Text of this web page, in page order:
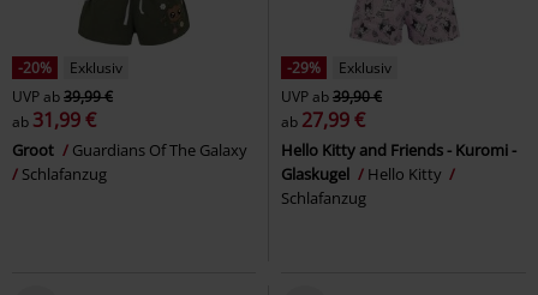
-20%
Exklusiv
UVPab39,99 €
ab 31,99 €
Groot
Guardians Of The Galaxy
Schlafanzug
-29%
Exklusiv
UVPab39,90 €
ab 27,99 €
Hello Kitty and Friends - Kuromi -
Glaskugel
Hello Kitty
Schlafanzug